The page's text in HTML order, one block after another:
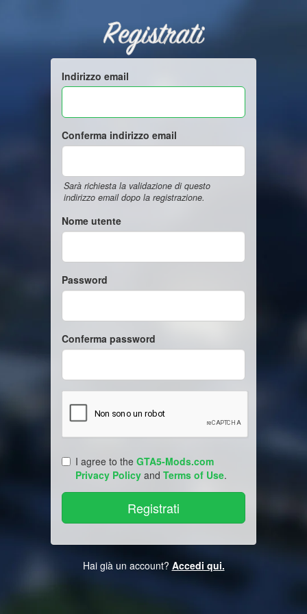
Registrati
Indirizzo email
Conferma indirizzo email
Sarà richiesta la validazione di questo
indirizzo email dopo la registrazione.
Nome utente
Password
Conferma password
I agree to the GTA5-Mods.com
Privacy Policy and Terms of Use.
Hai già un account? Accedi qui.